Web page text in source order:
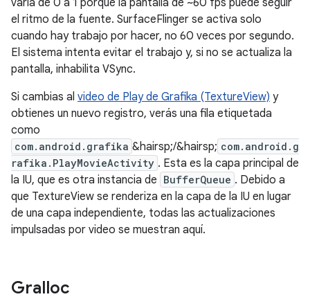
varía de 0 a 1 porque la pantalla de ~60 fps puede seguir
el ritmo de la fuente. SurfaceFlinger se activa solo
cuando hay trabajo por hacer, no 60 veces por segundo.
El sistema intenta evitar el trabajo y, si no se actualiza la
pantalla, inhabilita VSync.
Si cambias al video de Play de Grafika (TextureView) y
obtienes un nuevo registro, verás una fila etiquetada
como
com.android.grafika &hairsp;/&hairsp; com.android.g
rafika.PlayMovieActivity . Esta es la capa principal de
la IU, que es otra instancia de BufferQueue . Debido a
que TextureView se renderiza en la capa de la IU en lugar
de una capa independiente, todas las actualizaciones
impulsadas por video se muestran aquí.
Gralloc